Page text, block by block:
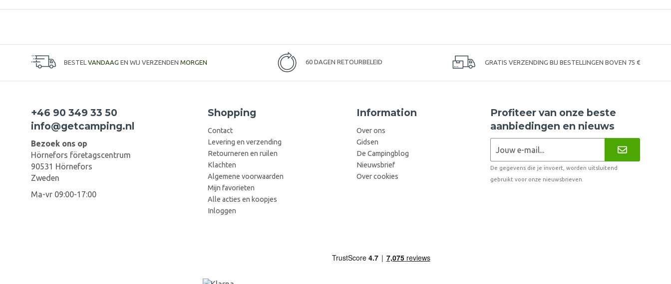
BESTEL VANDAAG EN WIJ VERZENDEN MORGEN 60 DAGEN RETOURBELEID GRATIS VERZENDING BIJ BESTELLINGEN BOVEN 75 €
+46 90 349 33 50
info@getcamping.nl
Bezoek ons op
Hörnefors företagscentrum
90531 Hörnefors
Zweden
Ma-vr 09:00-17:00
Shopping
Contact
Levering en verzending
Retourneren en ruilen
Klachten
Algemene voorwaarden
Mijn favorieten
Alle acties en koopjes
Inloggen
Information
Over ons
Gidsen
De Campingblog
Nieuwsbrief
Over cookies
Profiteer van onze beste
aanbiedingen en nieuws
De gegevens die je invoert, worden uitsluitend
gebruikt voor onze nieuwsbrieven.